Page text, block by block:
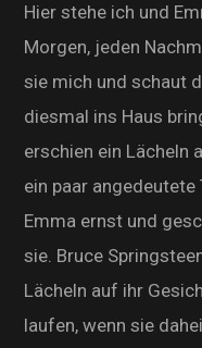
Hier stehe ich und
Morgen, jeden
sie mich und schaut
diesmal ins Haus
erschien ein Lächeln
ein paar
Emma ernst und
sie. Bruce
Lächeln auf ihr
laufen, wenn sie